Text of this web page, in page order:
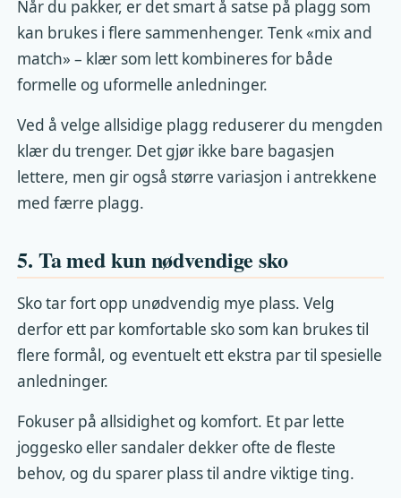
Når du pakker, er det smart å satse på plagg som
kan brukes i flere sammenhenger. Tenk «mix and
match» – klær som lett kombineres for både
formelle og uformelle anledninger.
Ved å velge allsidige plagg reduserer du mengden
klær du trenger. Det gjør ikke bare bagasjen
lettere, men gir også større variasjon i antrekkene
med færre plagg.
5. Ta med kun nødvendige sko
Sko tar fort opp unødvendig mye plass. Velg
derfor ett par komfortable sko som kan brukes til
flere formål, og eventuelt ett ekstra par til spesielle
anledninger.
Fokuser på allsidighet og komfort. Et par lette
joggesko eller sandaler dekker ofte de fleste
behov, og du sparer plass til andre viktige ting.